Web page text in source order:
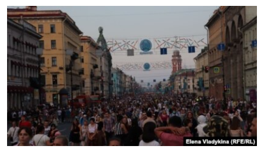
Вернутся
поиску
КАВКАЗ.РЕАЛИИ
СЕВЕР.РЕАЛИИ
СИБИРЬ.РЕАЛИИ
РАСПИСАНИЕ ВЕЩАНИЯ
ПОДПИШИТЕСЬ НА РАССЫЛКУ
СОЦИАЛЬНЫЕ СЕТИ